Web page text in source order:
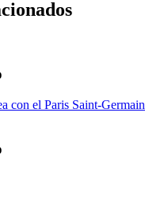
con el Paris Saint-Germain